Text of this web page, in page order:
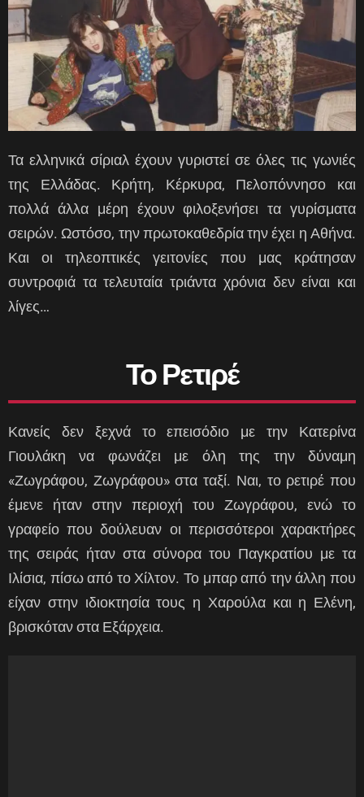
Τα ελληνικά σίριαλ έχουν γυριστεί σε όλες τις γωνιές
της Ελλάδας. Κρήτη, Κέρκυρα, Πελοπόννησο και
πολλά άλλα μέρη έχουν φιλοξενήσει τα γυρίσματα
σειρών. Ωστόσο, την πρωτοκαθεδρία την έχει η Αθήνα.
Και οι τηλεοπτικές γειτονίες που μας κράτησαν
συντροφιά τα τελευταία τριάντα χρόνια δεν είναι και
λίγες…
Το Ρετιρέ
Κανείς δεν ξεχνά το επεισόδιο με την Κατερίνα
Γιουλάκη να φωνάζει με όλη της την δύναμη
«Ζωγράφου, Ζωγράφου» στα ταξί. Ναι, το ρετιρέ που
έμενε ήταν στην περιοχή του Ζωγράφου, ενώ το
γραφείο που δούλευαν οι περισσότεροι χαρακτήρες
της σειράς ήταν στα σύνορα του Παγκρατίου με τα
Ιλίσια, πίσω από το Χίλτον. Το μπαρ από την άλλη που
είχαν στην ιδιοκτησία τους η Χαρούλα και η Ελένη,
βρισκόταν στα Εξάρχεια.